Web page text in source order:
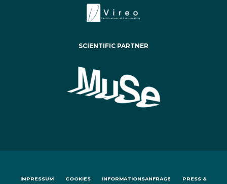
SCIENTIFIC PARTNER
IMPRESSUM COOKIES INFORMATIONSANFRAGE PRESS &